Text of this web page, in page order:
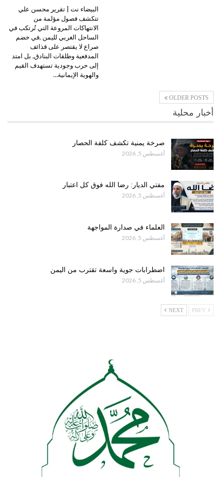
البيضاء نت | تقرير محسن علي
تتكشف فصول مؤلمة من
الانتهاكات المروعة التي تُرتكب في
الساحل الغربي لليمن ,في خضم
صراع لا يقتصر على قذائف
المدفعية وطلقات البنادق, بل امتد
إلى حرب وجودية تستهدف القيم
والهوية الإيمانية…
OLDER POSTS
أخبار محلية
صرخة يمنية تكشف كلفة الحصار
أغسطس 5, 2026
مفتي الديار: رضا الله فوق كل اعتبار
أغسطس 5, 2026
العلماء في صدارة المواجهة
أغسطس 5, 2026
اضطرابات جوية واسعة تقترب من اليمن
أغسطس 5, 2026
NEXT